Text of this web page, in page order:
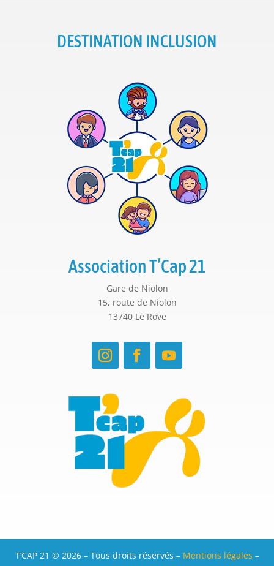
DESTINATION INCLUSION
Association T’Cap 21
Gare de Niolon
15, route de Niolon
13740 Le Rove
T’CAP 21 © 2026 – Tous droits réservés – Mentions légales –